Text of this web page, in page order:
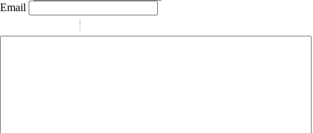
Email
-
-